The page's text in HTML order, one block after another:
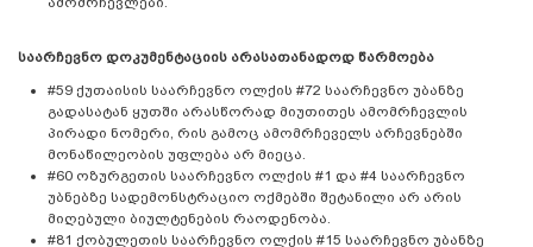
საარჩევნო დოკუმენტაციის არასათანადოდ წარმოება
#59 ქუთაისის საარჩევნო ოლქის #72 საარჩევნო უბანზე
გადასატან ყუთში არასწორად მიუთითეს ამომრჩევლის
პირადი ნომერი, რის გამოც ამომრჩეველს არჩევნებში
მონაწილეობის უფლება არ მიეცა.
#60 ოზურგეთის საარჩევნო ოლქის #1 და #4 საარჩევნო
უბნებზე სადემონსტრაციო ოქმებში შეტანილი არ არის
მიღებული ბიულტენების რაოდენობა.
#81 ქობულეთის საარჩევნო ოლქის #15 საარჩევნო უბანზე